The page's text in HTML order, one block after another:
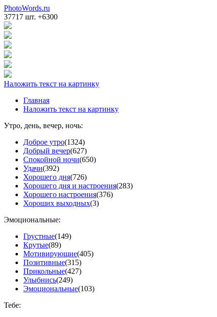
PhotoWords.ru
37717 шт. +6300
Наложить текст на картинку
Главная
Наложить текст на картинку
Утро, день, вечер, ночь:
Доброе утро(1324)
Добрый вечер(627)
Спокойной ночи(650)
Удачи(392)
Хорошего дня(726)
Хорошего дня и настроения(283)
Хорошего настроения(376)
Хороших выходных(3)
Эмоциональные:
Грустные(149)
Крутые(89)
Мотивирующие(405)
Позитивные(315)
Прикольные(427)
Улыбнись(249)
Эмоциональные(103)
Тебе: